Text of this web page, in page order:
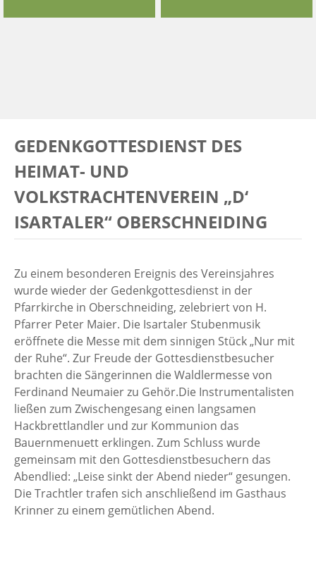
GEDENKGOTTESDIENST DES
HEIMAT- UND
VOLKSTRACHTENVEREIN „D‘
ISARTALER“ OBERSCHNEIDING
Zu einem besonderen Ereignis des Vereinsjahres
wurde wieder der Gedenkgottesdienst in der
Pfarrkirche in Oberschneiding, zelebriert von H.
Pfarrer Peter Maier. Die Isartaler Stubenmusik
eröffnete die Messe mit dem sinnigen Stück „Nur mit
der Ruhe“. Zur Freude der Gottesdienstbesucher
brachten die Sängerinnen die Waldlermesse von
Ferdinand Neumaier zu Gehör.Die Instrumentalisten
ließen zum Zwischengesang einen langsamen
Hackbrettlandler und zur Kommunion das
Bauernmenuett erklingen. Zum Schluss wurde
gemeinsam mit den Gottesdienstbesuchern das
Abendlied: „Leise sinkt der Abend nieder“ gesungen.
Die Trachtler trafen sich anschließend im Gasthaus
Krinner zu einem gemütlichen Abend.